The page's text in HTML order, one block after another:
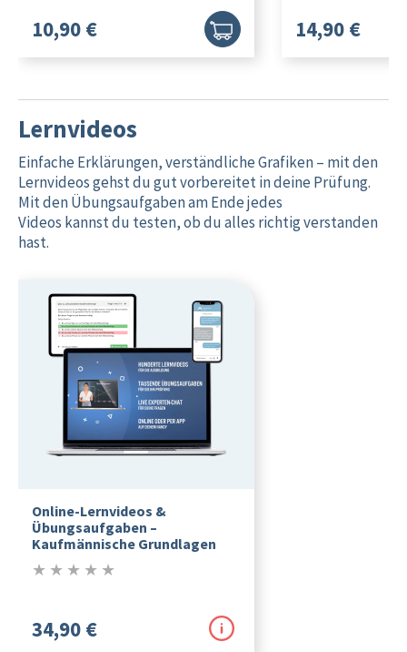
10,90 € 14,90 €
Lernvideos
Einfache Erklärungen, verständliche Grafiken – mit den
Lernvideos gehst du gut vorbereitet in deine Prüfung.
Mit den Übungsaufgaben am Ende jedes
Videos kannst du testen, ob du alles richtig verstanden
hast.
Online-Lernvideos &
Übungsaufgaben –
Kaufmännische Grundlagen
★ ★ ★ ★ ★
34,90 €